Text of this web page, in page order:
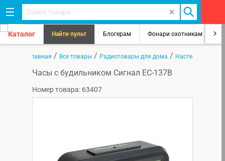
Каталог Найти пульт Блогерам Фонари охотникам
Главная / Все товары / Радиотовары для дома / Настенные часы
Часы с будильником Сигнал EC-137B
Номер товара: 63407